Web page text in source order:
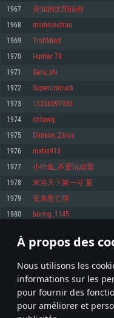
À propos des
Nous utilisons les
informations sur les
pour fournir des
pour améliorer et
Minimum
OS: Windows 10 (64 bit)
Processeur: Dual-Core 2.2 GHz
Mémoire: 4 GB
Carte graphique supportant
GeForce GTX 660. La
Connection: Connexion Internet
Disque dur: 23.1 Go (client
Recommandée
1060 et plus, Radeon RX 570 et
Disque dur: 75.9 Go (client
Minimum
OS: Mac OS Big Sur 11.0 ou plus
Processeur: Core i5, minimum
pas supportés)
Mémoire: 6 GB
Carte graphique: Intel Iris Pro
résolution minimale supportée
Connection: Connexion Internet
Disque dur: 62,2 Go (client
Recommandée
OS: Mac OS Big Sur 11.0 ou plus
Processeur: Core i7 (Les
Mémoire: 8 GB
Carte graphique: Radeon Vega
Disque dur: 62,2 Go (client
Minimum
OS: Les configurations Linux
Processeur: Dual-Core 2.4 GHz
Mémoire: 4 GB
Carte graphique: NVIDIA 660
de même pour AMD (La
720p)
Connection: Connexion Internet
Disque dur: 62,2 Go (client
Recommandée
OS: Ubuntu 20.04 64bit
Processeur: Intel Core i7
Mémoire: 8 GB
Carte graphique: NVIDIA 1060
6 mois et supportant Vulkan
Connection: Connexion Internet
Disque dur: 60,2 Go (client
1967 灵知的太阳信仰
1968 minhhieutran
1969 TrollMind
1970 Hunter 78
1971 Saru_shi
1972 SuperUnicuck
1973 15258597950
1974 chtqwq
1975 Dimson_23rus
1976 matin913
1977 小叶鱼_不爱玩战雷
1978 米浴天下第一可 爱
1979 安东星亡牌
1980 boring_1145
* Classement mis à jour
98